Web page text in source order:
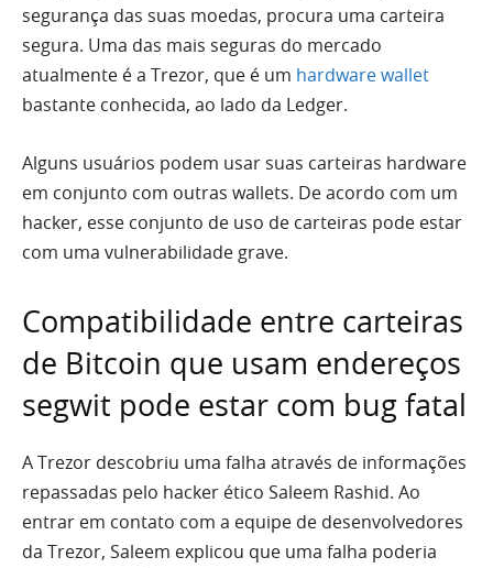
segurança das suas moedas, procura uma carteira
segura. Uma das mais seguras do mercado
atualmente é a Trezor, que é um hardware wallet
bastante conhecida, ao lado da Ledger.
Alguns usuários podem usar suas carteiras hardware
em conjunto com outras wallets. De acordo com um
hacker, esse conjunto de uso de carteiras pode estar
com uma vulnerabilidade grave.
Compatibilidade entre carteiras
de Bitcoin que usam endereços
segwit pode estar com bug fatal
A Trezor descobriu uma falha através de informações
repassadas pelo hacker ético Saleem Rashid. Ao
entrar em contato com a equipe de desenvolvedores
da Trezor, Saleem explicou que uma falha poderia